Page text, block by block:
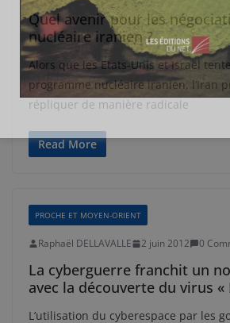
Quel avenir pour les
nucléaire iranien ?
Alors que les Etats-Unis et Israël
programme nucléaire iranien, l’Iran
répliquer de manière radicale
Read More
PROCHE ET MOYEN-ORIENT
Raphaël DELLAVALLE 2 juin 2012 0
La cyberguerre franchit un
avec la découverte du virus «
L’utilisation du cyberespace par les